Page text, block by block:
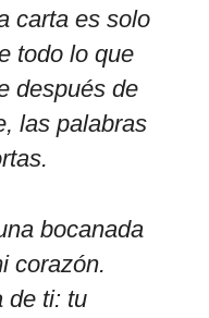
carta es solo
todo lo que
después de
las palabras
bocanada
corazón.
de ti: tu